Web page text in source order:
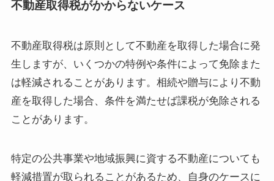
不動産取得税がかからないケース
不動産取得税は原則として不動産を取得した場合に発
生しますが、いくつかの特例や条件によって免除また
は軽減されることがあります。相続や贈与により不動
産を取得した場合、条件を満たせば課税が免除される
ことがあります。
特定の公共事業や地域振興に資する不動産についても
軽減措置が取られることがあるため、自身のケースに